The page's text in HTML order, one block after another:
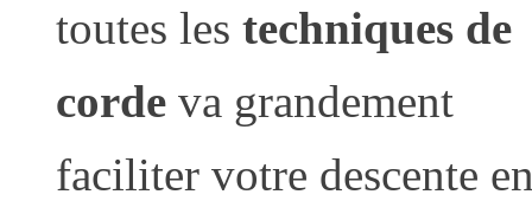
toutes les techniques de
cordeva grandement
faciliter votre descente